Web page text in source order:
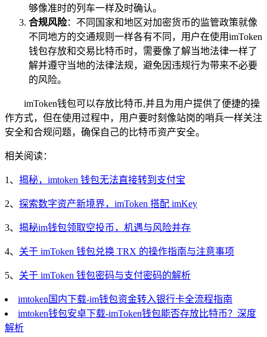
够像准时的列车一样及时确认。
合规风险：不同国家和地区对加密货币的监管政策就像
不同地方的交通规则一样各有不同，用户在使用imToken
钱包存放和交易比特币时，需要像了解当地法律一样了
解并遵守当地的法律法规，避免因违规行为带来不必要
的风险。
imToken钱包可以存放比特币,并且为用户提供了便捷的操
作方式，但在使用过程中，用户要时刻像站岗的哨兵一样关注
安全和合规问题，确保自己的比特币资产安全。
相关阅读：
1、 揭秘，imtoken 钱包无法直接转到支付宝
2、 探索数字资产新境界，imToken 搭配 imKey
3、 揭秘im钱包领取空投币，机遇与风险并存
4、 关于 imToken 钱包兑换 TRX 的操作指南与注意事项
5、 关于 imToken 钱包密码与支付密码的解析
imtoken国内下载-im钱包资金转入银行卡全流程指南
imtoken钱包安卓下载-imToken钱包能否存放比特币？深度
解析